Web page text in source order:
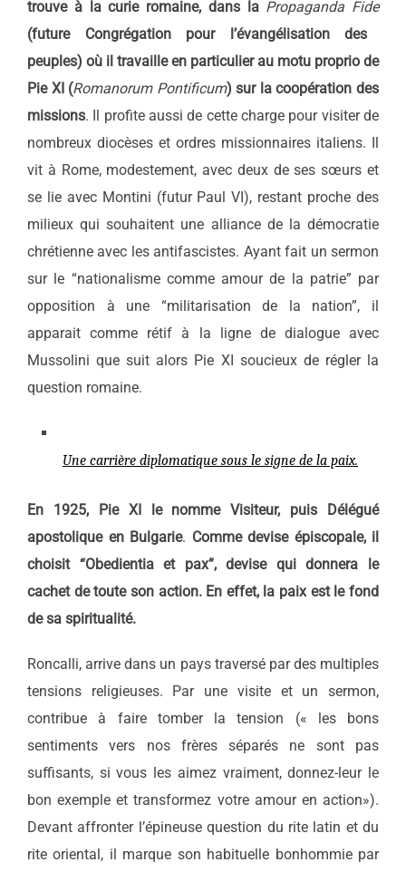
trouve à la curie romaine, dans la Propaganda Fide
(future Congrégation pour l’évangélisation des
peuples) où il travaille en particulier au motu proprio de
Pie XI (Romanorum Pontificum) sur la coopération des
missions. Il profite aussi de cette charge pour visiter de
nombreux diocèses et ordres missionnaires italiens. Il
vit à Rome, modestement, avec deux de ses sœurs et
se lie avec Montini (futur Paul VI), restant proche des
milieux qui souhaitent une alliance de la démocratie
chrétienne avec les antifascistes. Ayant fait un sermon
sur le “nationalisme comme amour de la patrie” par
opposition à une “militarisation de la nation”, il
apparait comme rétif à la ligne de dialogue avec
Mussolini que suit alors Pie XI soucieux de régler la
question romaine.
Une carrière diplomatique sous le signe de la paix.
En 1925, Pie XI le nomme Visiteur, puis Délégué
apostolique en Bulgarie. Comme devise épiscopale, il
choisit “Obedientia et pax”, devise qui donnera le
cachet de toute son action. En effet, la paix est le fond
de sa spiritualité.
Roncalli, arrive dans un pays traversé par des multiples
tensions religieuses. Par une visite et un sermon,
contribue à faire tomber la tension (« les bons
sentiments vers nos frères séparés ne sont pas
suffisants, si vous les aimez vraiment, donnez-leur le
bon exemple et transformez votre amour en action»).
Devant affronter l’épineuse question du rite latin et du
rite oriental, il marque son habituelle bonhommie par